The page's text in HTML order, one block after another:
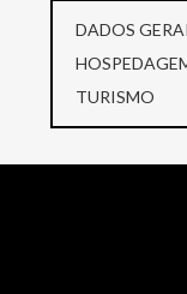
DADOS
TURISMO